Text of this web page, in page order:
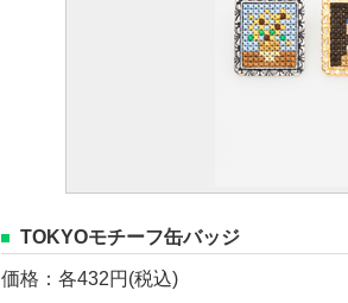
TOKYOモチーフ缶バッジ
価格：各432円(税込)